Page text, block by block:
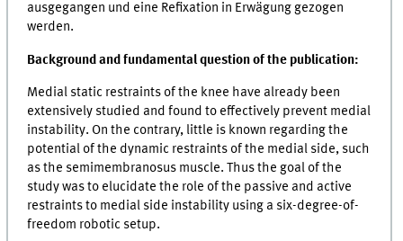
ausgegangen und eine Refixation in Erwägung gezogen
werden.
Background and fundamental question of the publication:
Medial static restraints of the knee have already been
extensively studied and found to effectively prevent medial
instability. On the contrary, little is known regarding the
potential of the dynamic restraints of the medial side, such
as the semimembranosus muscle. Thus the goal of the
study was to elucidate the role of the passive and active
restraints to medial side instability using a six-degree-of-
freedom robotic setup.